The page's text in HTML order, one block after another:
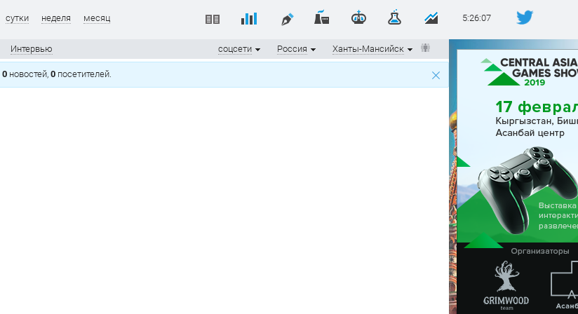
5:26:07
сутки неделя месяц
Интервью Ханты-Мансийск
Россия
соцсети
0 новостей, 0 посетителей.